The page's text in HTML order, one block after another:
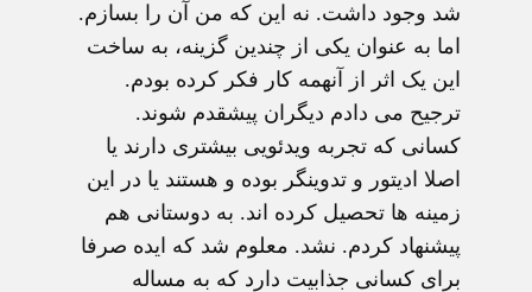
شد وجود داشت. نه این که من آن را بسازم.
اما به عنوان یکی از چندین گزینه، به ساخت
این یک اثر از آنهمه کار فکر کرده بودم.
ترجیح می دادم دیگران پیشقدم شوند.
کسانی که تجربه ویدئویی بیشتری دارند یا
اصلا ادیتور و تدوینگر بوده و هستند یا در این
زمینه ها تحصیل کرده اند. به دوستانی هم
پیشنهاد کردم. نشد. معلوم شد که ایده صرفا
برای کسانی جذابیت دارد که به مساله